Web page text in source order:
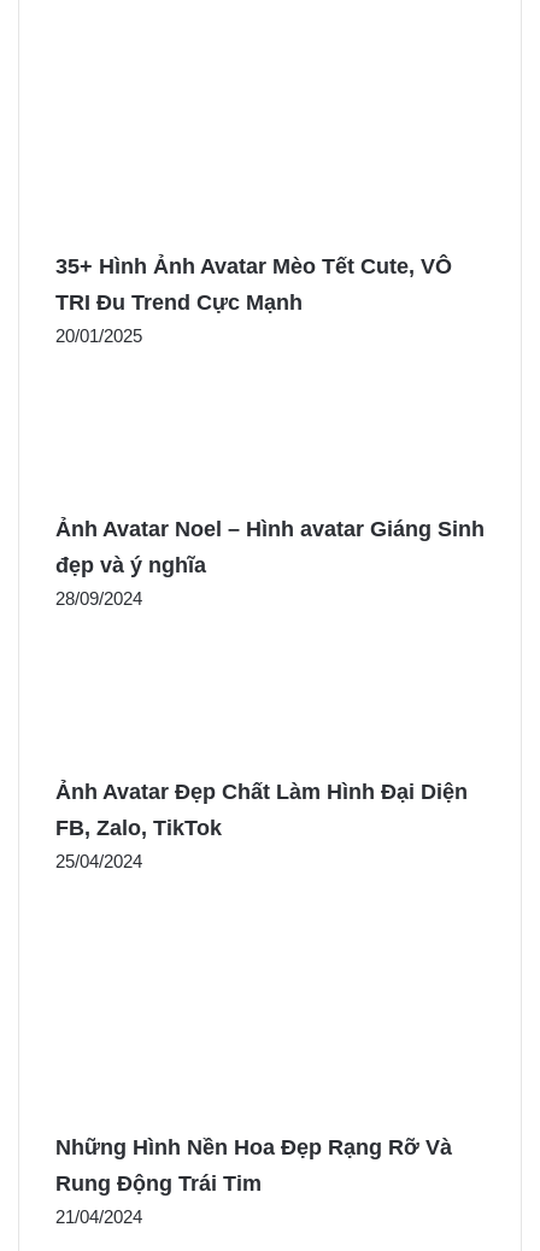
35+ Hình Ảnh Avatar Mèo Tết Cute, VÔ
TRI Đu Trend Cực Mạnh
20/01/2025
Ảnh Avatar Noel – Hình avatar Giáng Sinh
đẹp và ý nghĩa
28/09/2024
Ảnh Avatar Đẹp Chất Làm Hình Đại Diện
FB, Zalo, TikTok
25/04/2024
Những Hình Nền Hoa Đẹp Rạng Rỡ Và
Rung Động Trái Tim
21/04/2024